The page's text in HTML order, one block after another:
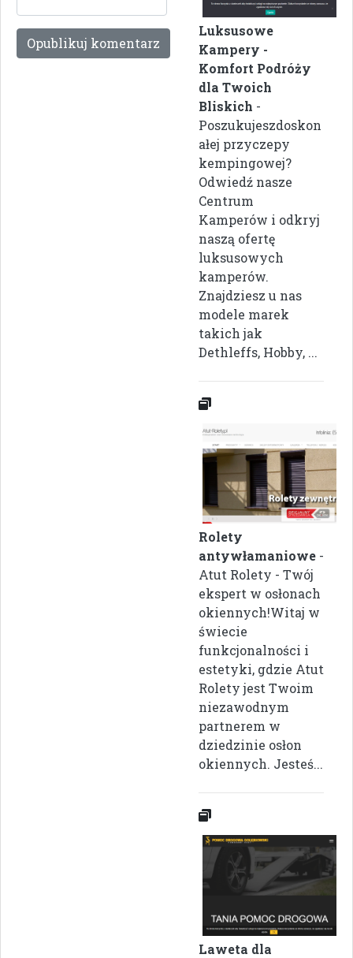
Luksusowe
Kampery -
Komfort Podróży
dla Twoich
Bliskich -
Poszukujeszdoskon
ałej przyczepy
kempingowej?
Odwiedź nasze
Centrum
Kamperów i odkryj
naszą ofertę
luksusowych
kamperów.
Znajdziesz u nas
modele marek
takich jak
Dethleffs, Hobby, ...
Rolety
antywłamaniowe -
Atut Rolety - Twój
ekspert w osłonach
okiennych!Witaj w
świecie
funkcjonalności i
estetyki, gdzie Atut
Rolety jest Twoim
niezawodnym
partnerem w
dziedzinie osłon
okiennych. Jesteś...
Laweta dla